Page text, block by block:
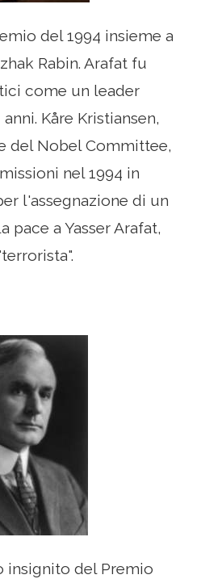
del 1994 insieme a
Rabin. Arafat fu
come un leader
Kåre Kristiansen,
del Nobel Committee,
nel 1994 in
l'assegnazione di un
pace a Yasser Arafat,
insignito del Premio